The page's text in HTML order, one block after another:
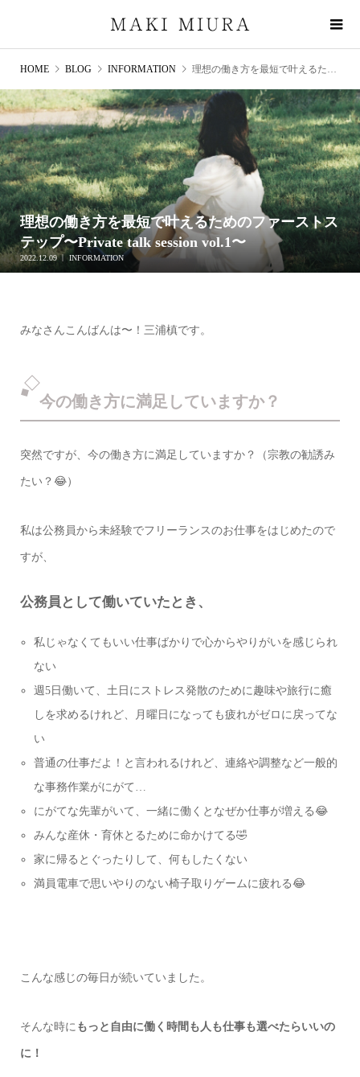
HOME BLOG INFORMATION 理想の働き方を最短で叶えるためのファーストステップ〜Private talk session vol.1〜
理想の働き方を最短で叶えるためのファーストス
テップ〜Private talk session vol.1〜
2022.12.09 INFORMATION
みなさんこんばんは〜！三浦槙です。
今の働き方に満足していますか？
突然ですが、今の働き方に満足していますか？（宗教の勧誘み
たい？😂）
私は公務員から未経験でフリーランスのお仕事をはじめたので
すが、
公務員として働いていたとき、
私じゃなくてもいい仕事ばかりで心からやりがいを感じられ
ない
週5日働いて、土日にストレス発散のために趣味や旅行に癒
しを求めるけれど、月曜日になっても疲れがゼロに戻ってな
い
普通の仕事だよ！と言われるけれど、連絡や調整など一般的
な事務作業がにがて…
にがてな先輩がいて、一緒に働くとなぜか仕事が増える😂
みんな産休・育休とるために命かけてる🤣
家に帰るとぐったりして、何もしたくない
満員電車で思いやりのない椅子取りゲームに疲れる😂
こんな感じの毎日が続いていました。
そんな時に もっと自由に働く時間も人も仕事も選べたらいいの
に！